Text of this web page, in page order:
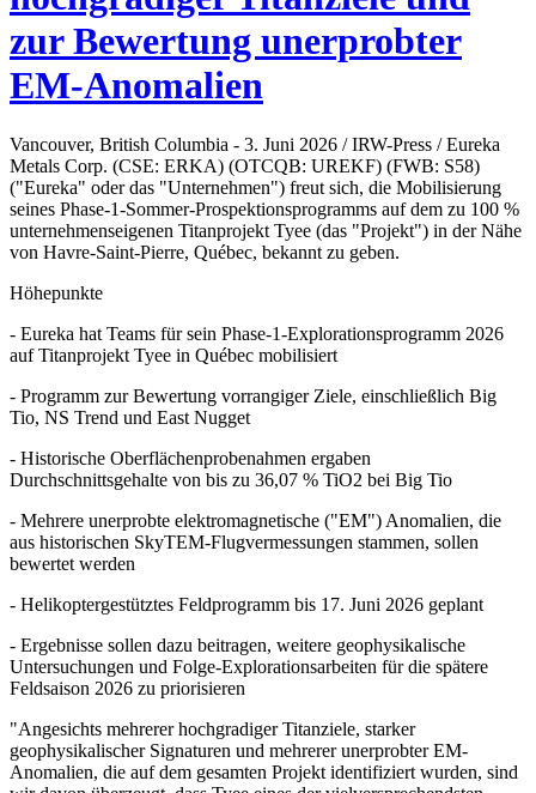
zur Bewertung unerprobter
EM-Anomalien
Vancouver, British Columbia - 3. Juni 2026 / IRW-Press / Eureka
Metals Corp. (CSE: ERKA) (OTCQB: UREKF) (FWB: S58)
("Eureka" oder das "Unternehmen") freut sich, die Mobilisierung
seines Phase-1-Sommer-Prospektionsprogramms auf dem zu 100 %
unternehmenseigenen Titanprojekt Tyee (das "Projekt") in der Nähe
von Havre-Saint-Pierre, Québec, bekannt zu geben.
Höhepunkte
- Eureka hat Teams für sein Phase-1-Explorationsprogramm 2026
auf Titanprojekt Tyee in Québec mobilisiert
- Programm zur Bewertung vorrangiger Ziele, einschließlich Big
Tio, NS Trend und East Nugget
- Historische Oberflächenprobenahmen ergaben
Durchschnittsgehalte von bis zu 36,07 % TiO2 bei Big Tio
- Mehrere unerprobte elektromagnetische ("EM") Anomalien, die
aus historischen SkyTEM-Flugvermessungen stammen, sollen
bewertet werden
- Helikoptergestütztes Feldprogramm bis 17. Juni 2026 geplant
- Ergebnisse sollen dazu beitragen, weitere geophysikalische
Untersuchungen und Folge-Explorationsarbeiten für die spätere
Feldsaison 2026 zu priorisieren
"Angesichts mehrerer hochgradiger Titanziele, starker
geophysikalischer Signaturen und mehrerer unerprobter EM-
Anomalien, die auf dem gesamten Projekt identifiziert wurden, sind